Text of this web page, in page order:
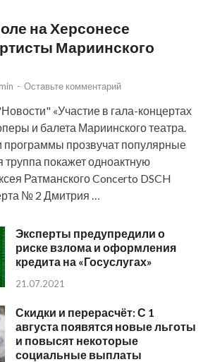
на Херсонесе
Мариинского
- Оставьте комментарий
«Участие в гала-концертах
и балета Мариинского театра.
программы прозвучат популярные
труппа покажет одноактную
Ратманского Concerto DSCH
№ 2 Дмитрия …
Эксперты предупредили о
риске взлома и оформления
кредита на «Госуслугах»
21.07.2021
Скидки и перерасчёт: С 1
августа появятся новые льготы
и повысят некоторые
социальные выплаты